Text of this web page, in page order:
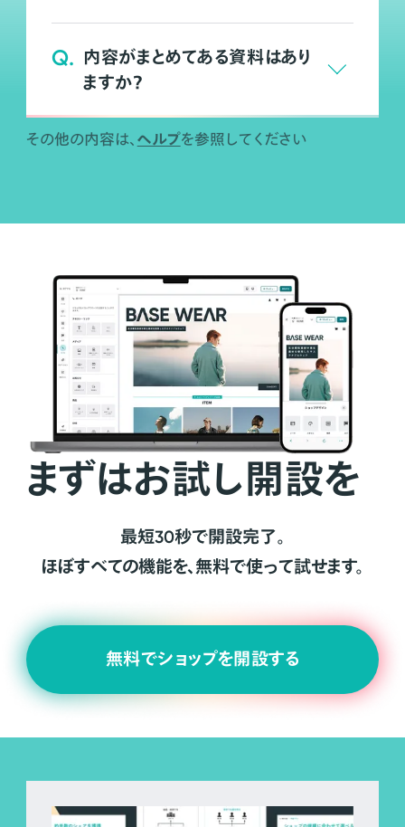
Q. 内容がまとめてある資料はあり
ますか？
その他の内容は、 ヘルプを参照してください
まずはお試し開設を
最短30秒で開設完了。
ほぼすべての機能を、無料で使って試せます。
無料でショップを開設する